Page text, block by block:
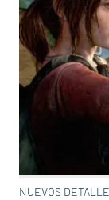
NUEVOS